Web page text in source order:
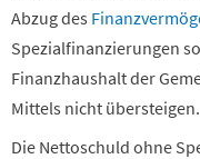
Abzug des
Spezialfinanzierungen
Finanzhaushalt der
Mittels nicht übersteigen.
Die Nettoschuld ohne